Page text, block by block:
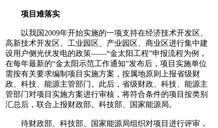
项目难落实
以我国2009年开始实施的一项支持在经济技术开发区、
高新技术开发区、工业园区、产业园区、商业区进行集中建
设用户侧光伏发电的政策——“金太阳工程”申报流程为例，
在每年最新的“金太阳示范工作通知”发布后，项目实施单位
需按有关要求编制项目实施方案，按属地原则上报省级财
政、科技、能源主管部门。此后，省级财政、科技、能源主
管部门对项目实施方案进行审核，将符合条件的项目按类别
汇总后，联合上报财政部、科技部、国家能源局。
待财政部、科技部、国家能源局组织对项目进行评审，